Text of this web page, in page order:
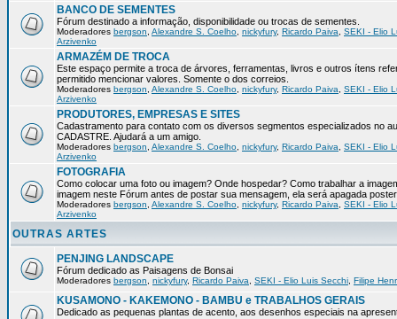
BANCO DE SEMENTES
Fórum destinado a informação, disponibilidade ou trocas de sementes.
Moderadores bergson Alexandre S. Coelho nickyfury, Ricardo Paiva
SEKI - Elio
Arzivenko
ARMAZÉM DE TROCA
Este espaço permite a troca de árvores, ferramentas, livros e outros ítens
permitido mencionar valores. Somente o dos correios.
Moderadores bergson Alexandre S. Coelho nickyfury, Ricardo Paiva
SEKI - Elio
Arzivenko
PRODUTORES, EMPRESAS E SITES
Cadastramento para contato com os diversos segmentos especializados no
CADASTRE. Ajudará a um amigo.
Moderadores bergson Alexandre S. Coelho nickyfury, Ricardo Paiva
SEKI - Elio
Arzivenko
FOTOGRAFIA
Como colocar uma foto ou imagem? Onde hospedar? Como trabalhar a
imagem neste Fórum antes de postar sua mensagem, ela será apagada
Moderadores bergson Alexandre S. Coelho nickyfury, Ricardo Paiva
SEKI - Elio
Arzivenko
OUTRAS ARTES
PENJING LANDSCAPE
Fórum dedicado as Paisagens de Bonsai
Moderadores bergson nickyfury, Ricardo Paiva SEKI - Elio Luis Secchi Filipe
KUSAMONO - KAKEMONO - BAMBU e TRABALHOS GERAIS
Dedicado as pequenas plantas de acento, aos desenhos especiais na